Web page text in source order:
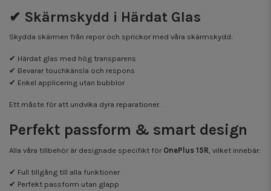
✔ Skärmskydd i Härdat Glas
Skydda skärmen från repor och sprickor med våra skärmskydd:
✔ Härdat glas med hög transparens
✔ Bevarar touchkänsla och respons
✔ Enkel applicering utan bubblor
Ett måste för att undvika dyra reparationer.
Perfekt passform & smart design
Alla våra tillbehör är designade specifikt för OnePlus 15R, vilket innebär:
✔ Full tillgång till alla funktioner
✔ Perfekt passform utan glapp